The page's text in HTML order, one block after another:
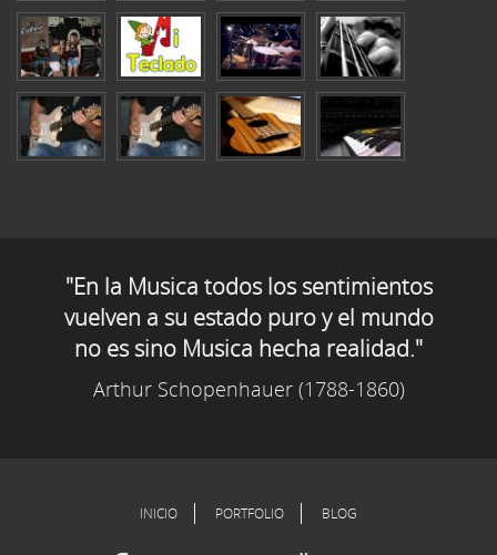
"En la Musica todos los sentimientos
vuelven a su estado puro y el mundo
no es sino Musica hecha realidad."
Arthur Schopenhauer (1788-1860)
INICIO PORTFOLIO BLOG